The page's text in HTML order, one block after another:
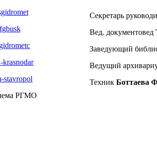
Секретарь
Вед. документовед
Заведующий
Ведущий
Техник Боттаева